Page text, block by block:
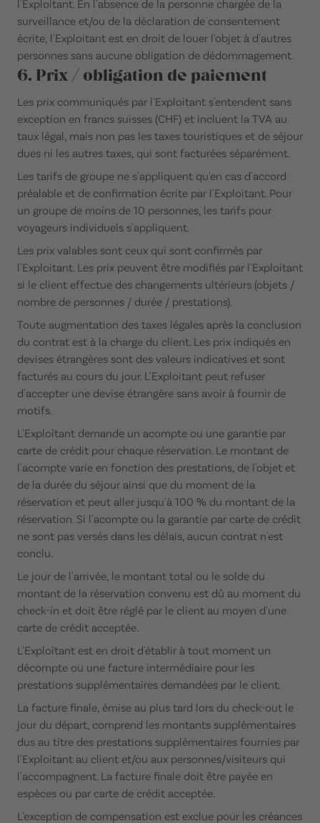
l'Exploitant. En l'absence de la personne chargée de la
surveillance et/ou de la déclaration de consentement
écrite, l'Exploitant est en droit de louer l'objet à d'autres
personnes sans aucune obligation de dédommagement.
6. Prix / obligation de paiement
Les prix communiqués par l'Exploitant s'entendent sans
exception en francs suisses (CHF) et incluent la TVA au
taux légal, mais non pas les taxes touristiques et de séjour
dues ni les autres taxes, qui sont facturées séparément.
Les tarifs de groupe ne s'appliquent qu'en cas d'accord
préalable et de confirmation écrite par l'Exploitant. Pour
un groupe de moins de 10 personnes, les tarifs pour
voyageurs individuels s'appliquent.
Les prix valables sont ceux qui sont confirmés par
l'Exploitant. Les prix peuvent être modifiés par l'Exploitant
si le client effectue des changements ultérieurs (objets /
nombre de personnes / durée / prestations).
Toute augmentation des taxes légales après la conclusion
du contrat est à la charge du client. Les prix indiqués en
devises étrangères sont des valeurs indicatives et sont
facturés au cours du jour. L'Exploitant peut refuser
d'accepter une devise étrangère sans avoir à fournir de
motifs.
L'Exploitant demande un acompte ou une garantie par
carte de crédit pour chaque réservation. Le montant de
l'acompte varie en fonction des prestations, de l'objet et
de la durée du séjour ainsi que du moment de la
réservation et peut aller jusqu'à 100 % du montant de la
réservation. Si l'acompte ou la garantie par carte de crédit
ne sont pas versés dans les délais, aucun contrat n'est
conclu.
Le jour de l'arrivée, le montant total ou le solde du
montant de la réservation convenu est dû au moment du
check-in et doit être réglé par le client au moyen d'une
carte de crédit acceptée.
L'Exploitant est en droit d'établir à tout moment un
décompte ou une facture intermédiaire pour les
prestations supplémentaires demandées par le client.
La facture finale, émise au plus tard lors du check-out le
jour du départ, comprend les montants supplémentaires
dus au titre des prestations supplémentaires fournies par
l'Exploitant au client et/ou aux personnes/visiteurs qui
l'accompagnent. La facture finale doit être payée en
espèces ou par carte de crédit acceptée.
L'exception de compensation est exclue pour les créances